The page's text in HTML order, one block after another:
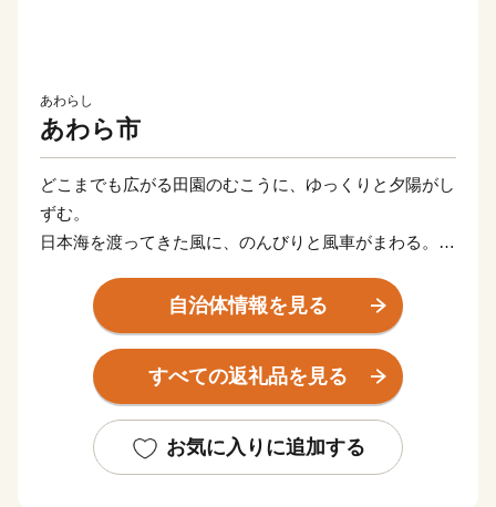
あわらし
あわら市
どこまでも広がる田園のむこうに、ゆっくりと夕陽がし
ずむ。
日本海を渡ってきた風に、のんびりと風車がまわる。
食卓にはいつも、海の幸、山の幸、里のめぐみ。
こんやのお風呂は、どの温泉にしようかな。
あぁ、これって「贅沢」な暮らしかもしれない。
おはよう。いい天気やの。気ぃつけて、行ってきねの。
みんなが声をかけあって、みんながみんなを思いあって
自治体情報を見る
すべての返礼品を見る
お気に入りに追加する